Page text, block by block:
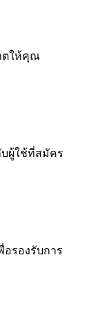
ตให้คุณ
บผู้ใช้ที่สมัคร
อรองรับการ